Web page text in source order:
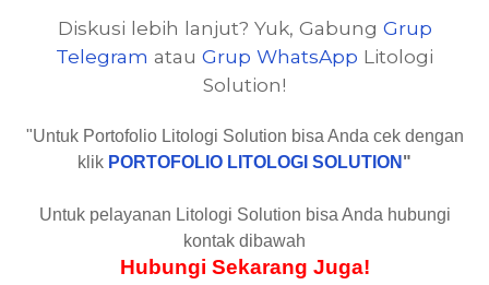
Diskusi lebih lanjut? Yuk, Gabung Grup
Telegram atau Grup WhatsApp Litologi
Solution!
"Untuk Portofolio Litologi Solution bisa Anda cek dengan
klik PORTOFOLIO LITOLOGI SOLUTION "
Untuk pelayanan Litologi Solution bisa Anda hubungi
kontak dibawah
Hubungi Sekarang Juga!